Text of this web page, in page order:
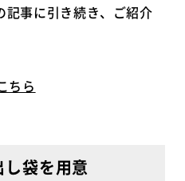
事に引き続き、ご紹介
ちら
袋を用意